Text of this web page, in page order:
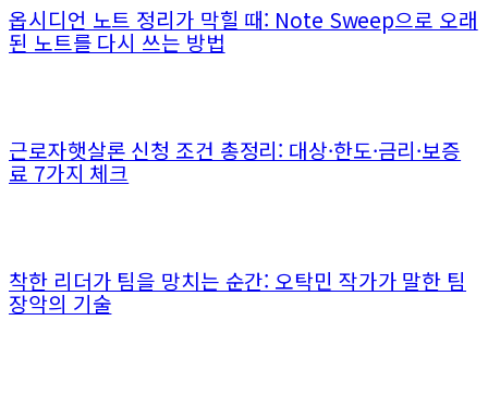
옵시디언 노트 정리가 막힐 때: Note Sweep으로 오래
된 노트를 다시 쓰는 방법
근로자햇살론 신청 조건 총정리: 대상·한도·금리·보증
료 7가지 체크
착한 리더가 팀을 망치는 순간: 오탁민 작가가 말한 팀
장악의 기술